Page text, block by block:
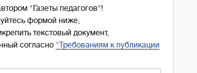
"Газеты педагогов"!
формой ниже,
текстовый документ,
согласно "Требованиям к публикации